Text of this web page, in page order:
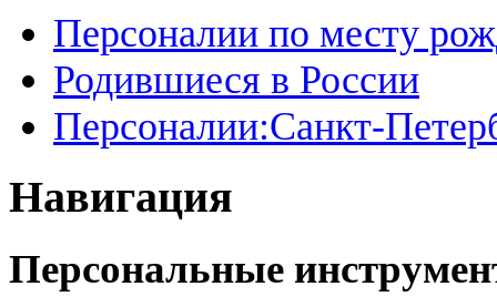
Персоналии по месту
Родившиеся в России
Персоналии:Санкт-
Навигация
Персональные